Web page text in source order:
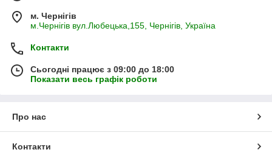
м. Чернігів
м.Чернігів вул.Любецька,155, Чернігів, Україна
Контакти
Сьогодні працює з 09:00 до 18:00
Показати весь графік роботи
Про нас
Контакти